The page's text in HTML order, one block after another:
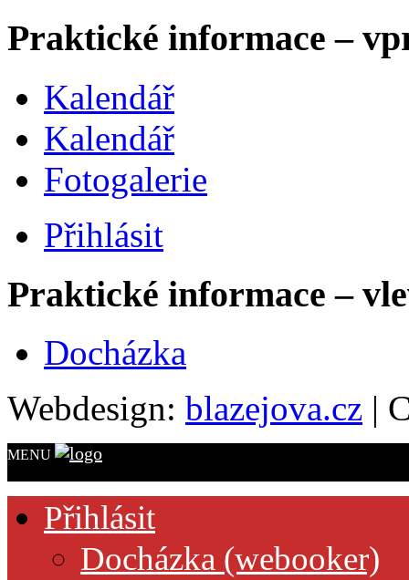
Praktické informace –
Kalendář
Kalendář
Fotogalerie
Přihlásit
Praktické informace –
Docházka
Webdesign: blazejova.cz |
MENU
Přihlásit
Docházka (webooker)